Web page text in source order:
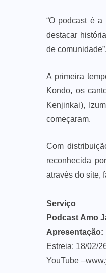
“O podcast é
destacar
de
A primeira
Kondo, os
Kenjinkai),
começaram.
Com
reconhecida
através do site,
Serviço
Podcast Amo
Apresentação:
Estreia: 18/02/
YouTube –